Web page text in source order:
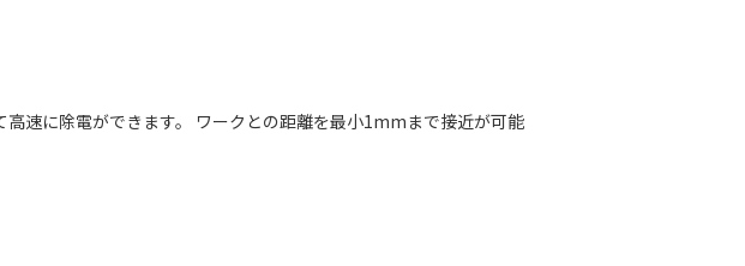
速に除電ができます。 ワークとの距離を最小1mmまで接近が可能